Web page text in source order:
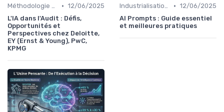
Méthodologie de déploiement IA • 12/06/2025
L'IA dans l'Audit : Défis,
Opportunités et
Perspectives chez Deloitte,
EY (Ernst & Young), PwC,
KPMG
Industrialisation des process par IA • 12/06/2025
AI Prompts : Guide essentiel
et meilleures pratiques